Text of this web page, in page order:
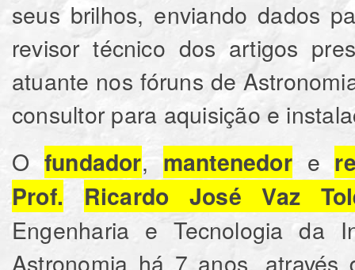
seus brilhos, enviando dados
revisor técnico dos artigos
atuante nos fóruns de
consultor para aquisição e
O fundador, mantenedore
Prof.
Ricardo José Vaz
Engenharia e Tecnologia da
Astronomia há 7 anos,